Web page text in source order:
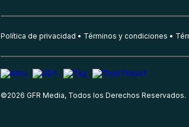
Política de privacidad Términos y condiciones
©2026 GFR Media, Todos los Derechos Reservados.